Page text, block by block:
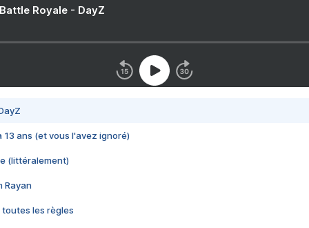
Royale - DayZ
13 ans (et vous l'avez ignoré)
(littéralement)
Rayan
toutes les règles